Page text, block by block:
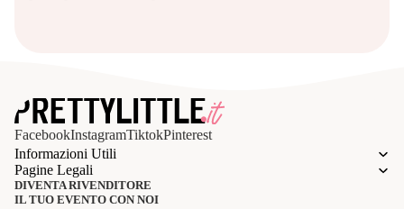
FacebookInstagramTiktokPinterest
Informazioni Utili
Pagine Legali
DIVENTA RIVENDITORE
IL TUO EVENTO CON NOI